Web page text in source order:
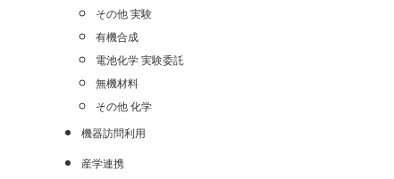
その他 実験
有機合成
電池化学 実験委託
無機材料
その他 化学
機器訪問利用
産学連携